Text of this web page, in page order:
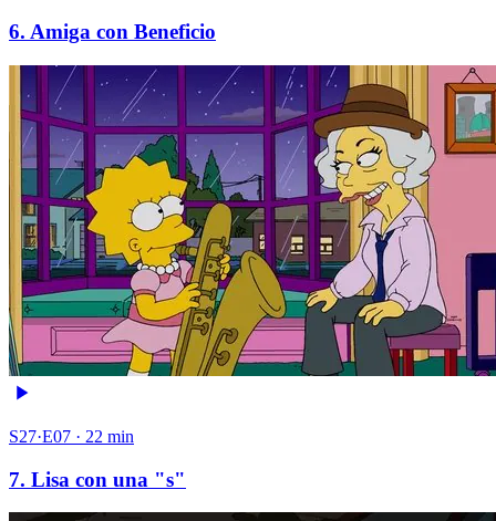
6. Amiga con Beneficio
S27·E07 · 22 min
7. Lisa con una "s"